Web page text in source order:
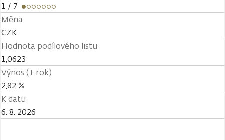
1 / 7
Měna
CZK
Hodnota podílového listu
1,0623
Výnos (1 rok)
2,82 %
K datu
6. 8. 2026